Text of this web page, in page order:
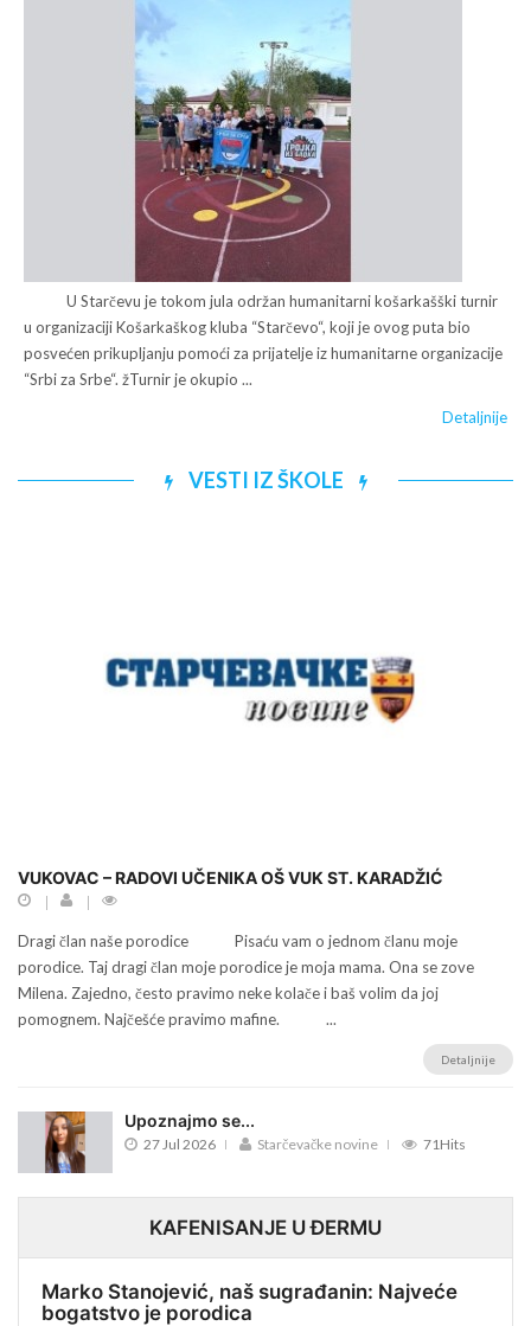
U Starčevu je tokom jula održan humanitarni košarkašški turnir
u organizaciji Košarkaškog kluba “Starčevo“, koji je ovog puta bio
posvećen prikupljanju pomoći za prijatelje iz humanitarne organizacije
“Srbi za Srbe“. žTurnir je okupio ...
Detaljnije
VESTI IZ ŠKOLE
VUKOVAC – RADOVI UČENIKA OŠ VUK ST. KARADŽIĆ
Dragi član naše porodice Pisaću vam o jednom članu moje
porodice. Taj dragi član moje porodice je moja mama. Ona se zove
Milena. Zajedno, često pravimo neke kolače i baš volim da joj
pomognem. Najčešće pravimo mafine. ...
Detaljnije
Upoznajmo se...
27 Jul 2026 Starčevačke novine 71Hits
KAFENISANJE U ĐERMU
Marko Stanojević, naš sugrađanin: Najveće
bogatstvo je porodica